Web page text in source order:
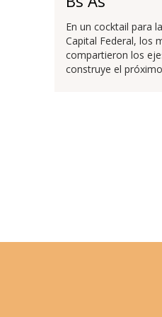
En un cocktail para
Capital Federal, los
compartieron los
construye el